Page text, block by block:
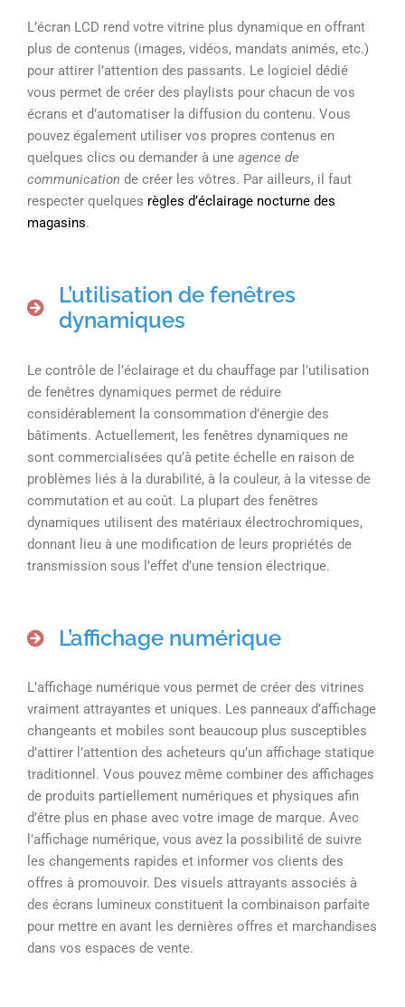
L’écran LCD rend votre vitrine plus dynamique en offrant
plus de contenus (images, vidéos, mandats animés, etc.)
pour attirer l’attention des passants. Le logiciel dédié
vous permet de créer des playlists pour chacun de vos
écrans et d’automatiser la diffusion du contenu. Vous
pouvez également utiliser vos propres contenus en
quelques clics ou demander à une agence de
communication de créer les vôtres. Par ailleurs, il faut
respecter quelques règles d’éclairage nocturne des
magasins.
L’utilisation de fenêtres
dynamiques
Le contrôle de l’éclairage et du chauffage par l’utilisation
de fenêtres dynamiques permet de réduire
considérablement la consommation d’énergie des
bâtiments. Actuellement, les fenêtres dynamiques ne
sont commercialisées qu’à petite échelle en raison de
problèmes liés à la durabilité, à la couleur, à la vitesse de
commutation et au coût. La plupart des fenêtres
dynamiques utilisent des matériaux électrochromiques,
donnant lieu à une modification de leurs propriétés de
transmission sous l’effet d’une tension électrique.
L’affichage numérique
L’affichage numérique vous permet de créer des vitrines
vraiment attrayantes et uniques. Les panneaux d’affichage
changeants et mobiles sont beaucoup plus susceptibles
d’attirer l’attention des acheteurs qu’un affichage statique
traditionnel. Vous pouvez même combiner des affichages
de produits partiellement numériques et physiques afin
d’être plus en phase avec votre image de marque. Avec
l’affichage numérique, vous avez la possibilité de suivre
les changements rapides et informer vos clients des
offres à promouvoir. Des visuels attrayants associés à
des écrans lumineux constituent la combinaison parfaite
pour mettre en avant les dernières offres et marchandises
dans vos espaces de vente.